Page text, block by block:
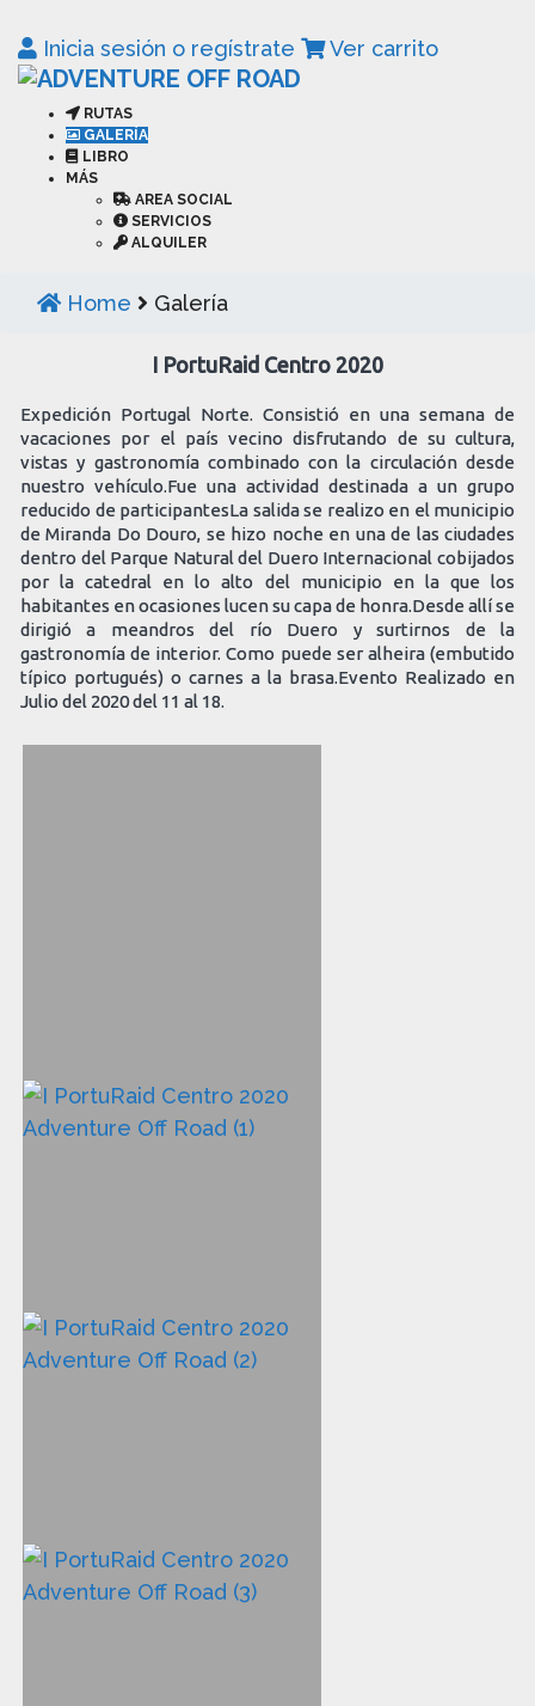
Inicia sesión o regístrate Ver carrito
RUTAS
GALERÍA
LIBRO
MÁS
AREA SOCIAL
SERVICIOS
ALQUILER
Home Galería
I PortuRaid Centro 2020
Expedición Portugal Norte. Consistió en una semana de
vacaciones por el país vecino disfrutando de su cultura,
vistas y gastronomía combinado con la circulación desde
nuestro vehículo.Fue una actividad destinada a un grupo
reducido de participantesLa salida se realizo en el municipio
de Miranda Do Douro, se hizo noche en una de las ciudades
dentro del Parque Natural del Duero Internacional cobijados
por la catedral en lo alto del municipio en la que los
habitantes en ocasiones lucen su capa de honra.Desde allí se
dirigió a meandros del río Duero y surtirnos de la
gastronomía de interior. Como puede ser alheira (embutido
típico portugués) o carnes a la brasa.Evento Realizado en
Julio del 2020 del 11 al 18.